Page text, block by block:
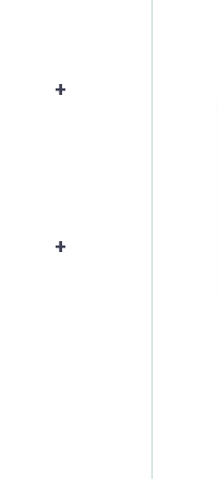
+
+